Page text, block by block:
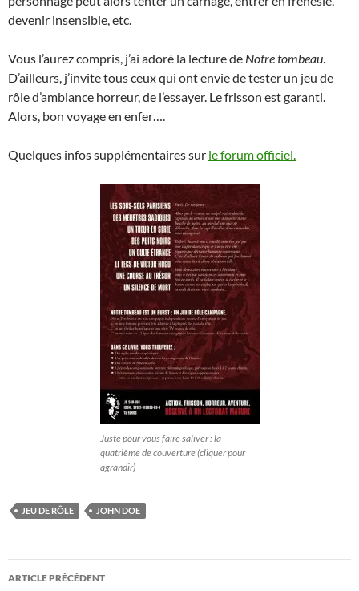
devenir insensible, etc.
Vous l’aurez compris, j’ai adoré la lecture de Notre tombeau.
D’ailleurs, j’invite tous ceux qui ont envie de tester un jeu de
rôle d’ambiance horreur, de l’essayer. Le frisson est garanti.
Alors, bon voyage en enfer….
Quelques infos supplémentaires sur le forum officiel.
Juste pour vous faire saliver : la
quatrième de couverture (cliquer pour
agrandir)
JEU DE RÔLE JOHN DOE
Navigation
ARTICLE PRÉCÉDENT